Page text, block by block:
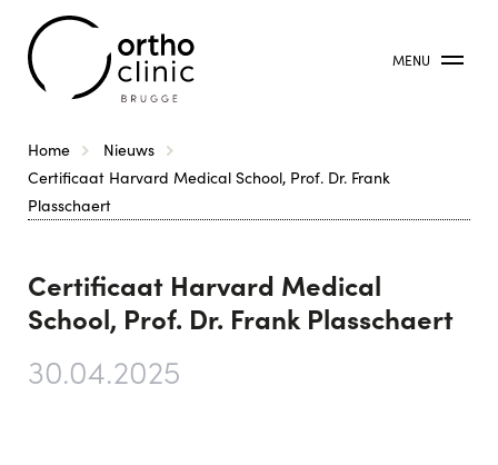
MENU
Kruimelpad
Home
Nieuws
Certificaat Harvard Medical School, Prof. Dr. Frank
Plasschaert
Certificaat Harvard Medical
School, Prof. Dr. Frank Plasschaert
30.04.2025